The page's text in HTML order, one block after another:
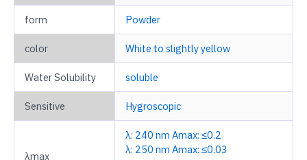
form Powder
color White to slightly yellow
Water Solubility soluble
Sensitive Hygroscopic
λmax
λ: 240 nm Amax: ≤0.2
λ: 250 nm Amax: ≤0.03